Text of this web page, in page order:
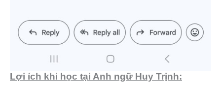
Lợi ích khi học tại Anh ngữ Huy Trịnh: